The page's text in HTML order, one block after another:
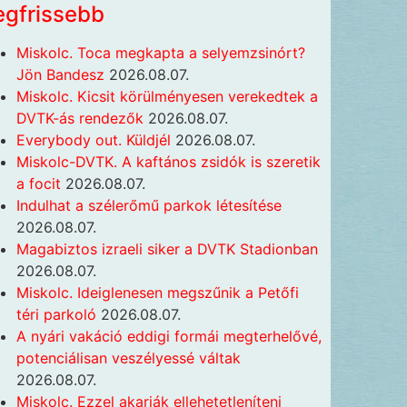
Miskolc. Toca megkapta a selyemzsinórt?
Jön Bandesz 2026.08.07.
Miskolc. Kicsit körülményesen verekedtek a
DVTK-ás rendezők 2026.08.07.
Everybody out. Küldjél 2026.08.07.
Miskolc-DVTK. A kaftános zsidók is szeretik
a focit 2026.08.07.
Indulhat a szélerőmű parkok létesítése
2026.08.07.
Magabiztos izraeli siker a DVTK Stadionban
2026.08.07.
Miskolc. Ideiglenesen megszűnik a Petőfi
téri parkoló 2026.08.07.
A nyári vakáció eddigi formái megterhelővé,
potenciálisan veszélyessé váltak
2026.08.07.
Miskolc. Ezzel akarják ellehetetleníteni